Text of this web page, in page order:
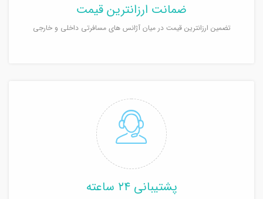
ضمانت ارزانترین قیمت
تضمین ارزانترین قیمت در میان آژانس های مسافرتی داخلی و خارجی
پشتیبانی ۲۴ ساعته